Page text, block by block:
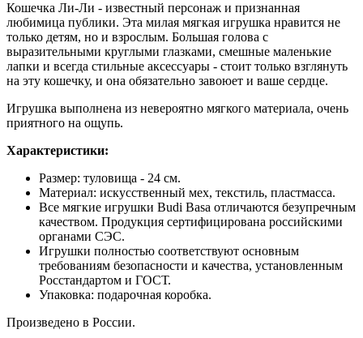
Кошечка Ли-Ли - известный персонаж и признанная
любимица публики. Эта милая мягкая игрушка нравится не
только детям, но и взрослым. Большая голова с
выразительными круглыми глазками, смешные маленькие
лапки и всегда стильные аксессуары - стоит только взглянуть
на эту кошечку, и она обязательно завоюет и ваше сердце.
Игрушка выполнена из невероятно мягкого материала, очень
приятного на ощупь.
Характеристики:
Размер: туловища - 24 см.
Материал: искусственный мех, текстиль, пластмасса.
Все мягкие игрушки Budi Basa отличаются безупречным
качеством. Продукция сертифицирована российскими
органами СЭС.
Игрушки полностью соответствуют основным
требованиям безопасности и качества, установленным
Росстандартом и ГОСТ.
Упаковка: подарочная коробка.
Произведено в России.